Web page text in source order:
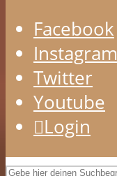
Facebook
Instagram
Twitter
Youtube
Login